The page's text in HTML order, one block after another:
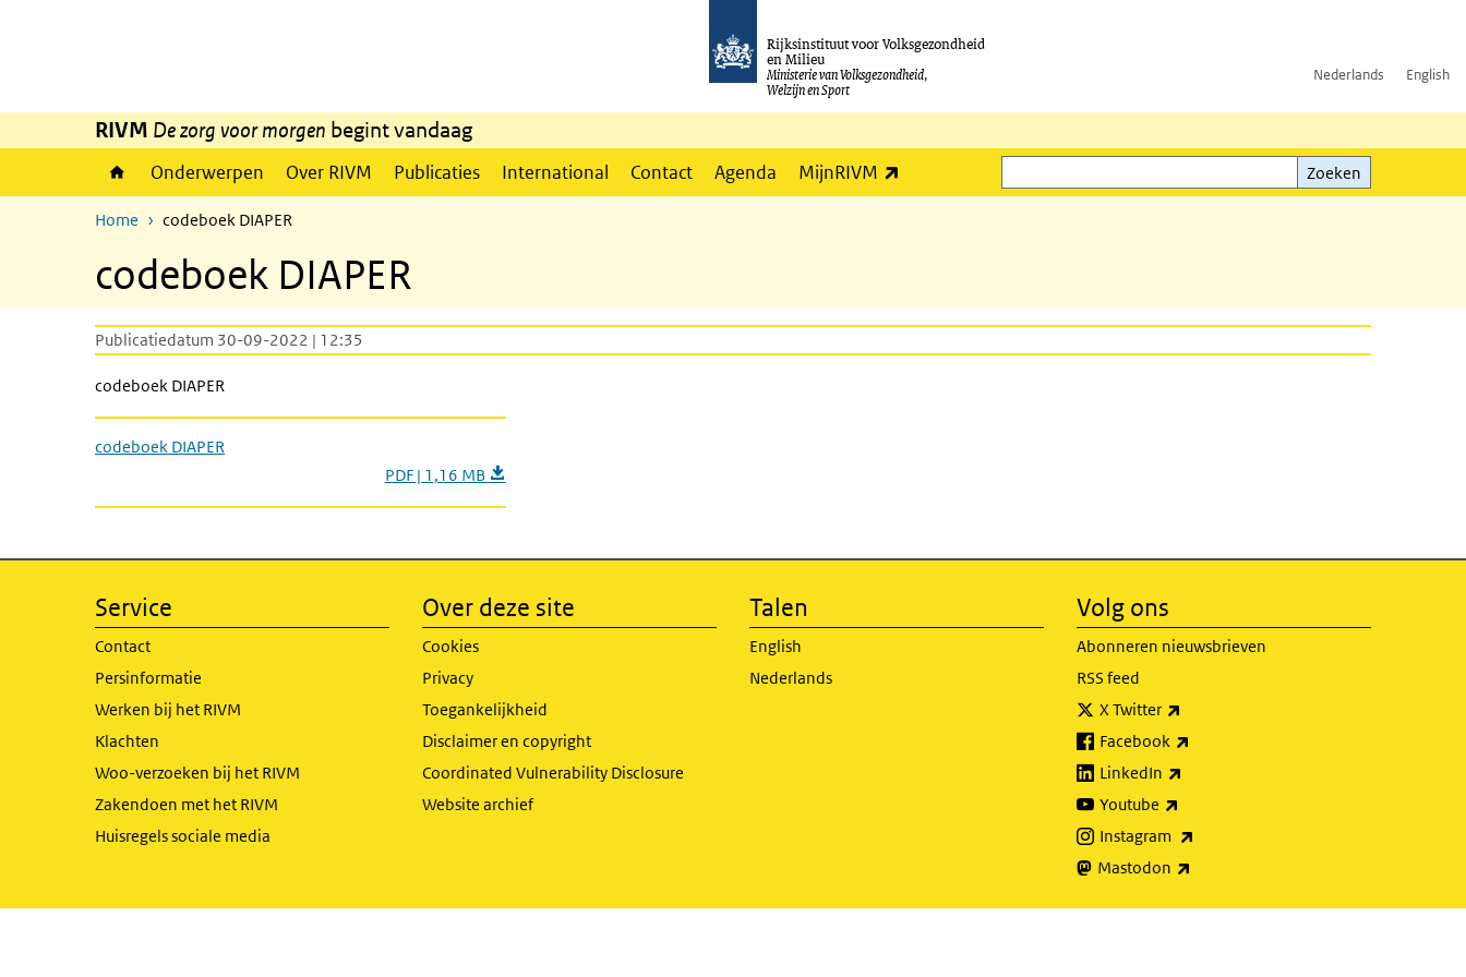
Rijksinstituut voor Volksgezondheid
en Milieu
Ministerie van Volksgezondheid,
Welzijn en Sport
Nederlands English
RIVM De zorg voor morgen begint vandaag
Onderwerpen Over RIVM Publicaties International Contact Agenda MijnRIVM
Zoeken
Zoeken
Home codeboek DIAPER
codeboek DIAPER
Publicatiedatum 30-09-2022 | 12:35
codeboek DIAPER
codeboek DIAPER
PDF | 1,16 MB
Service
Contact
Persinformatie
Werken bij het RIVM
Klachten
Woo-verzoeken bij het RIVM
Zakendoen met het RIVM
Huisregels sociale media
Over deze site
Cookies
Privacy
Toegankelijkheid
Disclaimer en copyright
Coordinated Vulnerability Disclosure
Website archief
Talen
English
Nederlands
Volg ons
Abonneren nieuwsbrieven
RSS feed
X Twitter
Facebook
LinkedIn
Youtube
Instagram
Mastodon